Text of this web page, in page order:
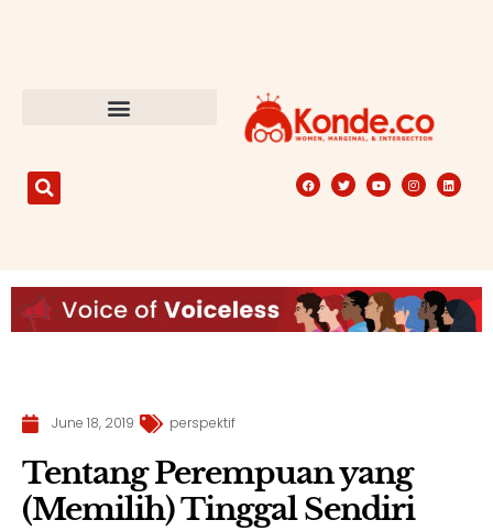
June 18, 2019 perspektif
Tentang Perempuan yang
(Memilih) Tinggal Sendiri